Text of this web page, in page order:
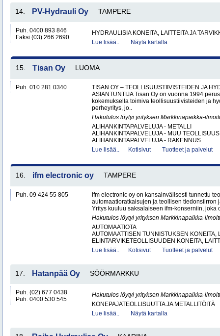
14. PV-Hydrauli Oy TAMPERE
Puh. 0400 893 846
Faksi (03) 266 2690
HYDRAULISIA KONEITA, LAITTEITA JA
Lue lisää..
Näytä kartalla
15. Tisan Oy LUOMA
Puh. 010 281 0340
TISAN OY – TEOLLISUUSTIIVISTEIDEN JA
ASIANTUNTIJA Tisan Oy on vuonna 1994
kokemuksella toimiva teollisuustiivisteiden ja
perheyritys, jo..
Hakutulos löytyi yrityksen Markkinapaikka-
ALIHANKINTAPALVELUJA - METALLI
ALIHANKINTAPALVELUJA - MUU TEOLLISUUS
ALIHANKINTAPALVELUJA - RAKENNUS..
Lue lisää..
Kotisivut Tuotteet ja palvelut
16. ifm electronic oy TAMPERE
Puh. 09 424 55 805
ifm electronic oy on kansainvälisesti tunnettu
automaatioratkaisujen ja teollisen tiedonsiirron
Yritys kuuluu saksalaiseen ifm-konserniin, joka
Hakutulos löytyi yrityksen Markkinapaikka-
AUTOMAATIOTA
AUTOMAATTISEN TUNNISTUKSEN KONEITA,
ELINTARVIKETEOLLISUUDEN KONEITA,
Lue lisää..
Kotisivut Tuotteet ja palvelut
17. Hatanpää Oy SÖÖRMARKKU
Puh. (02) 677 0438
Puh. 0400 530 545
Hakutulos löytyi yrityksen Markkinapaikka-
KONEPAJATEOLLISUUTTA JA METALLITÖITÄ
Lue lisää..
Näytä kartalla